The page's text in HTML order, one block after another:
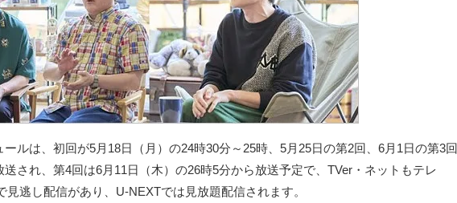
ールは、初回が5月18日（月）の24時30分～25時、5月25日の第2回、6月1日の第3回
送され、第4回は6月11日（木）の26時5分から放送予定で、TVer・ネットもテレ
見逃し配信があり、U-NEXTでは見放題配信されます。